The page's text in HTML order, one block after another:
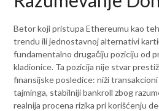
Bеtor koji pristupa Ethereumu kao
trendu ili jednostavnoj alternativi
fundamentalno drugačiju poziciju od
kladionice. Ta pozicija nije stvar
finansijske posledice: niži
tajminga, stabilniji bankroll zbog
realnija procena rizika pri korišćenju